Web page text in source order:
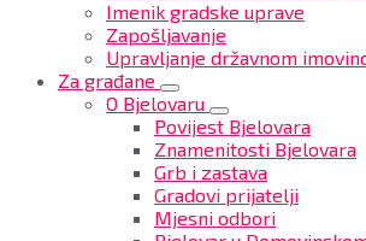
Imenik gradske uprave
Zapošljavanje
Upravljanje državnom
Za građane
O Bjelovaru
Povijest Bjelovara
Znamenitosti Bjelovara
Grb i zastava
Gradovi prijatelji
Mjesni odbori